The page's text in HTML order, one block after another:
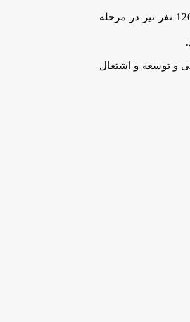
عظیمی گفت: با واگذاری زمین در این ناحیه صنعتی تاکنون 31سرمایه گذار نسبت به انعقاد قرارداد با این شرکت به منظور دریافت زمین اقدام کرده‌اند و 6 واحد با اشتغال 120 نفر نیز در مرحله
و توسعه و اشتغال